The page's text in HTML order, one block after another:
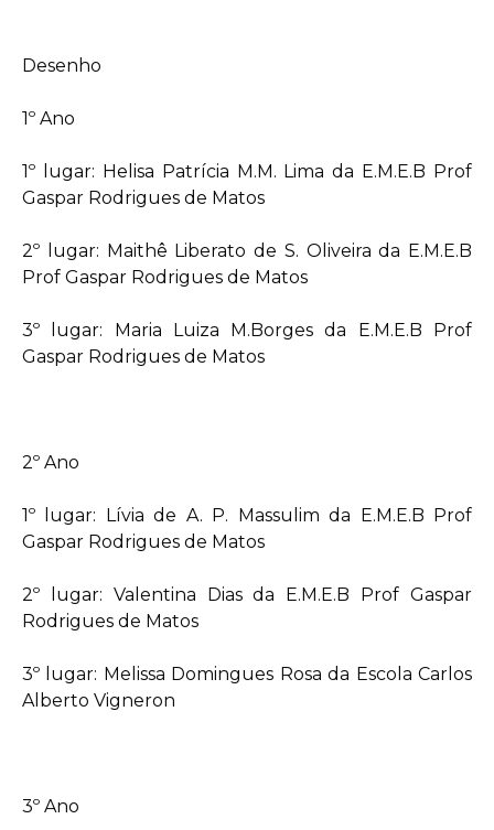
Desenho
1º Ano
1º lugar: Helisa Patrícia M.M. Lima da E.M.E.B Prof
Gaspar Rodrigues de Matos
2º lugar: Maithê Liberato de S. Oliveira da E.M.E.B
Prof Gaspar Rodrigues de Matos
3º lugar: Maria Luiza M.Borges da E.M.E.B Prof
Gaspar Rodrigues de Matos
2º Ano
1º lugar: Lívia de A. P. Massulim da E.M.E.B Prof
Gaspar Rodrigues de Matos
2º lugar: Valentina Dias da E.M.E.B Prof Gaspar
Rodrigues de Matos
3º lugar: Melissa Domingues Rosa da Escola Carlos
Alberto Vigneron
3º Ano